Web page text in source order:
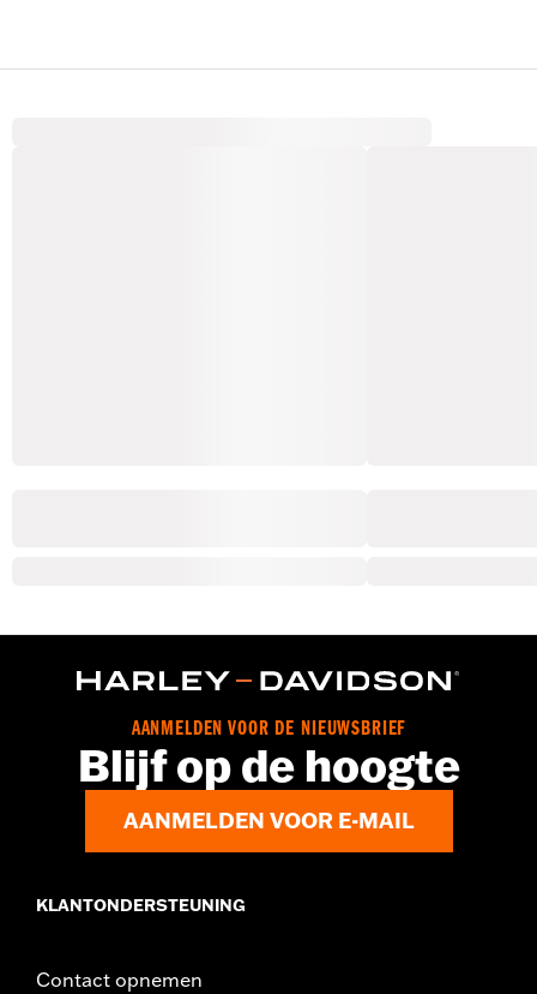
AANMELDEN VOOR DE NIEUWSBRIEF
Blijf op de hoogte
AANMELDEN VOOR E-MAIL
KLANTONDERSTEUNING
Contact opnemen